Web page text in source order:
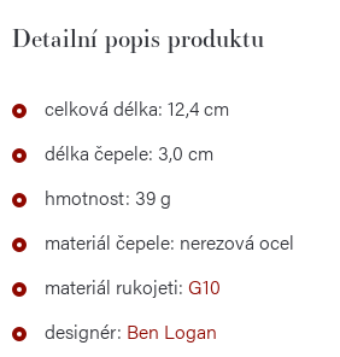
Detailní popis produktu
celková délka: 12,4 cm
délka čepele: 3,0 cm
hmotnost: 39 g
materiál čepele: nerezová ocel
materiál rukojeti: G10
designér: Ben Logan